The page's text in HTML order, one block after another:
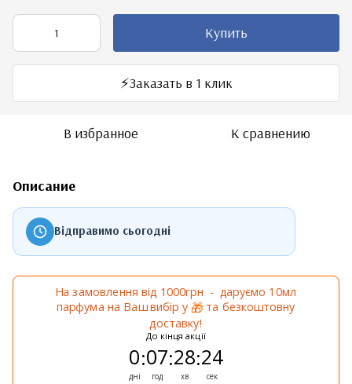
Купить
⚡️Заказать в 1 клик
В избранное К сравнению
Описание
Відправимо сьогодні
На замовлення від 1000грн - даруємо 10мл
парфума на Ваш вибір у 🎁 та безкоштовну
доставку!
До кінця акції
0
дні
:07
год
:28
хв
:24
сек